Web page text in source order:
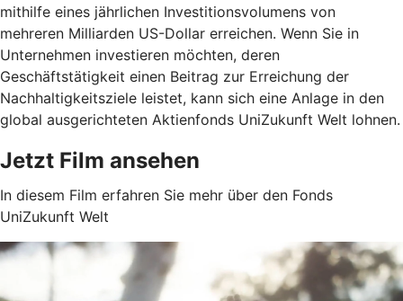
mithilfe eines jährlichen Investitionsvolumens von
mehreren Milliarden US-Dollar erreichen. Wenn Sie in
Unternehmen investieren möchten, deren
Geschäftstätigkeit einen Beitrag zur Erreichung der
Nachhaltigkeitsziele leistet, kann sich eine Anlage in den
global ausgerichteten Aktienfonds UniZukunft Welt lohnen.
Jetzt Film ansehen
In diesem Film erfahren Sie mehr über den Fonds
UniZukunft Welt